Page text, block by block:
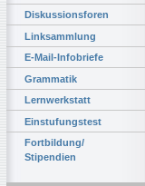
Diskussionsforen
Linksammlung
E-Mail-Infobriefe
Grammatik
Lernwerkstatt
Einstufungstest
Fortbildung/
Stipendien